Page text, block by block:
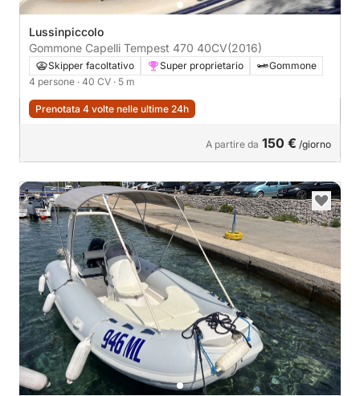
Lussinpiccolo
Gommone Capelli Tempest 470 40CV(2016)
Skipper facoltativo Super proprietario
Gommone
4 persone · 40 CV · 5 m
Prenotata 4 volte nelle ultime 24h
A partire da 150 € /giorno